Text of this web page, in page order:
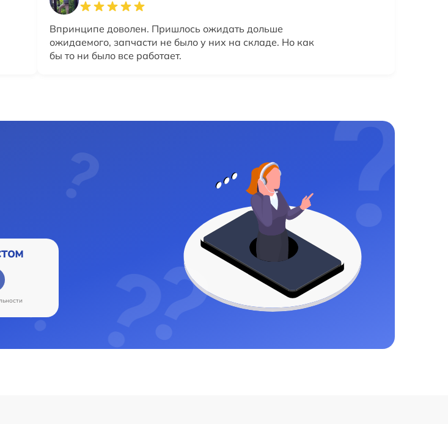
Впринципе доволен. Пришлось ожидать дольше
ожидаемого, запчасти не было у них на складе. Но как
бы то ни было все работает.